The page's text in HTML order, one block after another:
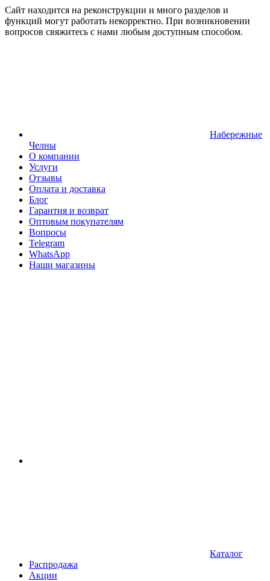
Сайт находится на реконструкции и много разделов и
функций могут работать некорректно. При возникновении
вопросов свяжитесь с нами любым доступным способом.
Набережные
Челны
О компании
Услуги
Отзывы
Оплата и доставка
Блог
Гарантия и возврат
Оптовым покупателям
Вопросы
Telegram
WhatsApp
Наши магазины
Каталог
Распродажа
Акции